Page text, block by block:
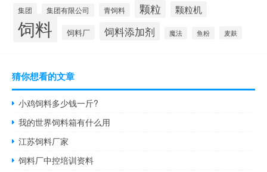
集团 集团有限公司 青饲料 颗粒 颗粒机
饲料 饲料厂 饲料添加剂 魔法 鱼粉 麦麸
猜你想看的文章
小鸡饲料多少钱一斤?
我的世界饲料箱有什么用
江苏饲料厂家
饲料厂中控培训资料